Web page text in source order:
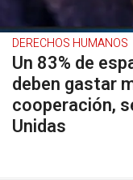
DERECHOS HUMANOS
Un 83% de
deben gastar
cooperación,
Unidas